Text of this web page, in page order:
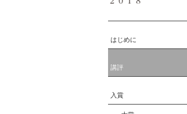
はじめに
講評
入賞